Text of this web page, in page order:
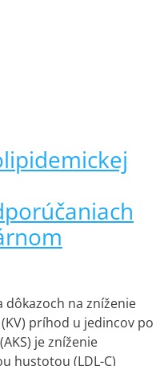
na zníženie
príhod u jedincov po
je zníženie
hustotou (LDL-C)